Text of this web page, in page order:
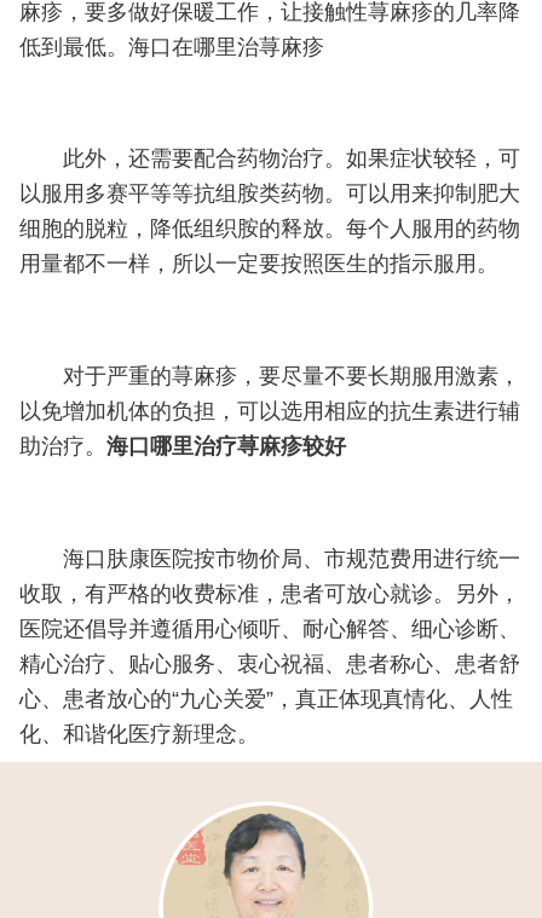
麻疹，要多做好保暖工作，让接触性荨麻疹的几率降
低到最低。海口在哪里治荨麻疹
此外，还需要配合药物治疗。如果症状较轻，可
以服用多赛平等等抗组胺类药物。可以用来抑制肥大
细胞的脱粒，降低组织胺的释放。每个人服用的药物
用量都不一样，所以一定要按照医生的指示服用。
对于严重的荨麻疹，要尽量不要长期服用激素，
以免增加机体的负担，可以选用相应的抗生素进行辅
助治疗。 海口哪里治疗荨麻疹较好
海口肤康医院按市物价局、市规范费用进行统一
收取，有严格的收费标准，患者可放心就诊。另外，
医院还倡导并遵循用心倾听、耐心解答、细心诊断、
精心治疗、贴心服务、衷心祝福、患者称心、患者舒
心、患者放心的“九心关爱”，真正体现真情化、人性
化、和谐化医疗新理念。